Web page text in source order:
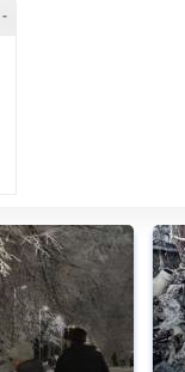
-